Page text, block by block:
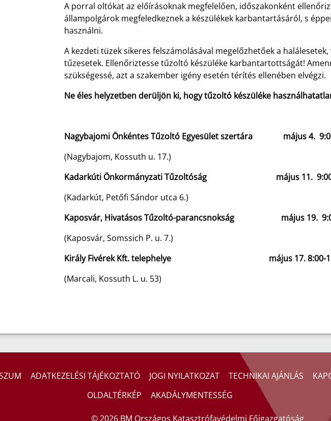
A porral oltókat az előírásoknak megfelelően, időszakonként
állampolgárok megfeledkeznek a készülékek karbantartásáról, s
használni.
A kezdeti tüzek sikeres felszámolásával megelőzhetőek a
tűzesetek. Ellenőriztesse tűzoltó készüléke karbantartottságát!
szükségessé, azt a szakember igény esetén térítés ellenében elvégzi.
Ne éles helyzetben derüljön ki, hogy tűzoltó készüléke
Nagybajomi Önkéntes Tűzoltó Egyesület szertára május 4.
(Nagybajom, Kossuth u. 17.)
Kadarkúti Önkormányzati Tűzoltóság május 11.
(Kadarkút, Petőfi Sándor utca 6.)
Kaposvár, Hivatásos Tűzoltó-parancsnokság május 19.
(Kaposvár, Somssich P. u. 7.)
Király Fivérek Kft. telephelye május 17. 8:00-
(Marcali, Kossuth L. u. 53)
ADATKEZELÉSI TÁJÉKOZTATÓ JOGI NYILATKOZAT TECHNIKAI AJÁNLÁS
OLDALTÉRKÉP
AKADÁLYMENTESSÉG
© 2026 BM Országos Katasztrófavédelmi Főigazgatóság